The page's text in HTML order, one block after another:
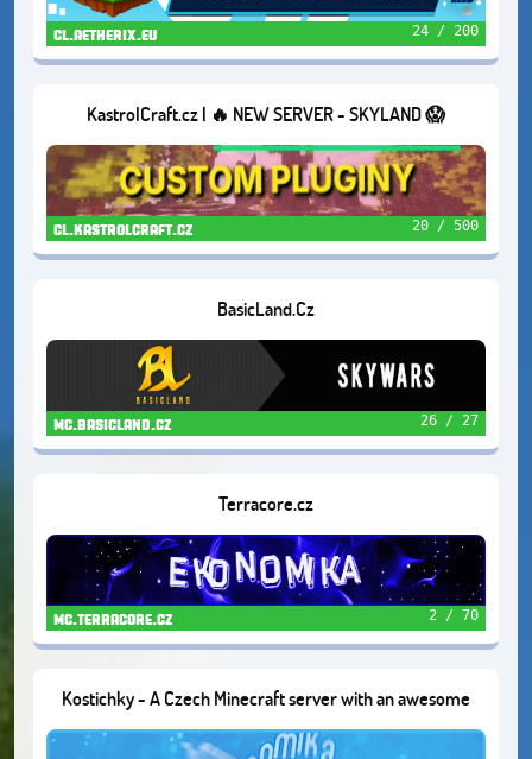
cl.aetherix.eu 24 / 200
KastrolCraft.cz | 🔥 NEW SERVER - SKYLAND 😱
cl.kastrolcraft.cz 20 / 500
BasicLand.Cz
mc.basicland.cz 26 / 27
Terracore.cz
mc.terracore.cz 2 / 70
Kostichky - A Czech Minecraft server with an awesome
community